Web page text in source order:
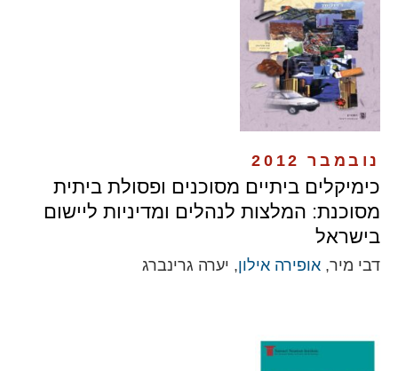
נובמבר 2012
כימיקלים ביתיים מסוכנים ופסולת ביתית
מסוכנת: המלצות לנהלים ומדיניות ליישום
בישראל
דבי מיר, אופירה אילון, יערה גרינברג